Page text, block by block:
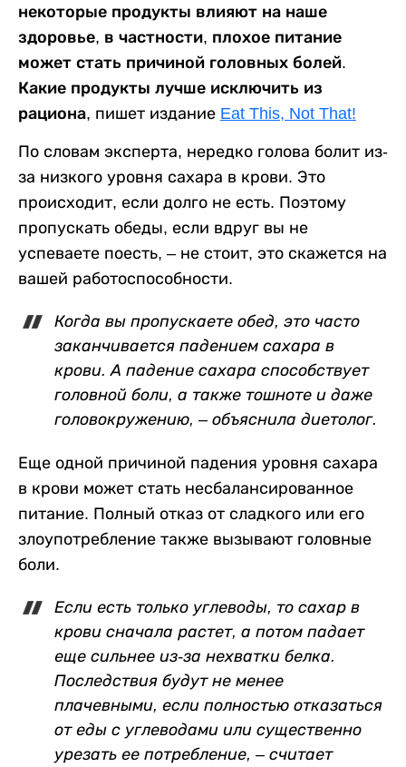
некоторые продукты влияют на наше
здоровье, в частности, плохое питание
может стать причиной головных болей.
Какие продукты лучше исключить из
рациона, пишет издание Eat This, Not That!
По словам эксперта, нередко голова болит из-
за низкого уровня сахара в крови. Это
происходит, если долго не есть. Поэтому
пропускать обеды, если вдруг вы не
успеваете поесть, – не стоит, это скажется на
вашей работоспособности.
Когда вы пропускаете обед, это часто
заканчивается падением сахара в
крови. А падение сахара способствует
головной боли, а также тошноте и даже
головокружению, – объяснила диетолог.
Еще одной причиной падения уровня сахара
в крови может стать несбалансированное
питание. Полный отказ от сладкого или его
злоупотребление также вызывают головные
боли.
Если есть только углеводы, то сахар в
крови сначала растет, а потом падает
еще сильнее из-за нехватки белка.
Последствия будут не менее
плачевными, если полностью отказаться
от еды с углеводами или существенно
урезать ее потребление, – считает